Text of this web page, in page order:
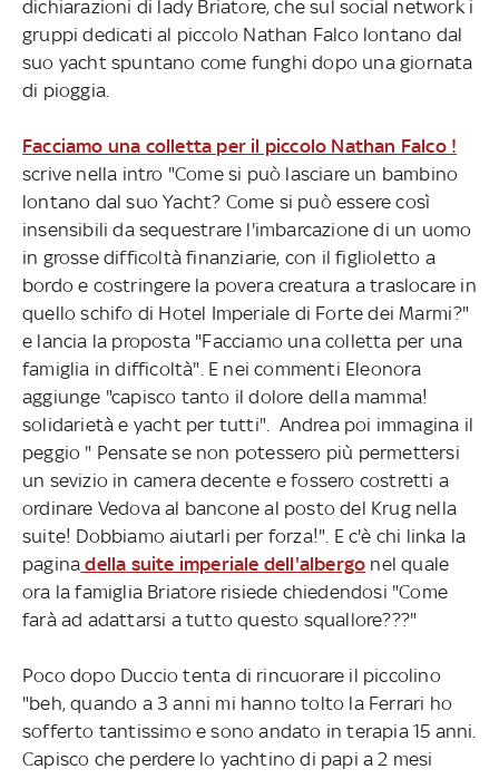
dichiarazioni di lady Briatore, che sul social network i
gruppi dedicati al piccolo Nathan Falco lontano dal
suo yacht spuntano come funghi dopo una giornata
di pioggia.
Facciamo una colletta per il piccolo Nathan Falco !
scrive nella intro "Come si può lasciare un bambino
lontano dal suo Yacht? Come si può essere così
insensibili da sequestrare l'imbarcazione di un uomo
in grosse difficoltà finanziarie, con il figlioletto a
bordo e costringere la povera creatura a traslocare in
quello schifo di Hotel Imperiale di Forte dei Marmi?"
e lancia la proposta "Facciamo una colletta per una
famiglia in difficoltà". E nei commenti Eleonora
aggiunge "capisco tanto il dolore della mamma!
solidarietà e yacht per tutti". Andrea poi immagina il
peggio " Pensate se non potessero più permettersi
un sevizio in camera decente e fossero costretti a
ordinare Vedova al bancone al posto del Krug nella
suite! Dobbiamo aiutarli per forza!". E c'è chi linka la
pagina della suite imperiale dell'albergo nel quale
ora la famiglia Briatore risiede chiedendosi "Come
farà ad adattarsi a tutto questo squallore???"
Poco dopo Duccio tenta di rincuorare il piccolino
"beh, quando a 3 anni mi hanno tolto la Ferrari ho
sofferto tantissimo e sono andato in terapia 15 anni.
Capisco che perdere lo yachtino di papi a 2 mesi